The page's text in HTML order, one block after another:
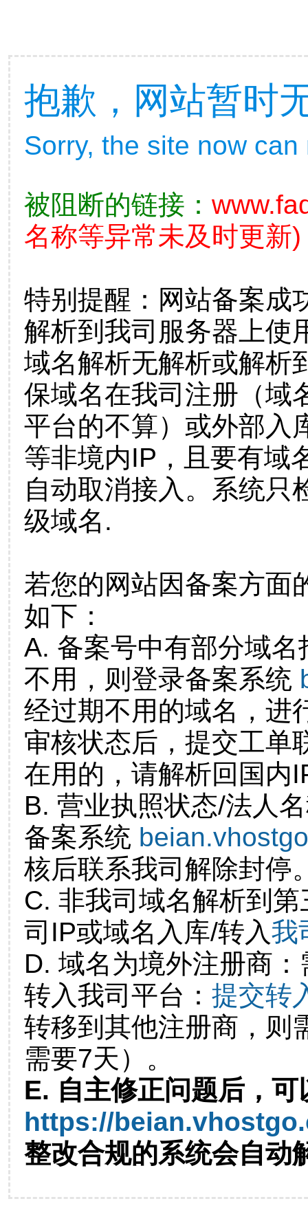
抱歉，网站暂时
Sorry, the site now
被阻断的链接：
名称等异常未及时更新)
特别提醒：网站备案成
解析到我司服务器上使
域名解析无解析或解析
保域名在我司注册（域
平台的不算）或外部入
等非境内IP，且要有域
自动取消接入。系统只
级域名.
若您的网站因备案方面
如下：
A. 备案号中有部分域
不用，则登录备案系统
经过期不用的域名，进
审核状态后，提交工单
在用的，请解析回国内
B. 营业执照状态/法人
备案系统
核后联系我司解除封停
C. 非我司域名解析到
司IP或域名入库/转入我
D. 域名为境外注册商
转入我司平台： 提交转
转移到其他注册商，则
需要7天）。
E. 自主修正问题后，可
https://
整改合规的系统会自动